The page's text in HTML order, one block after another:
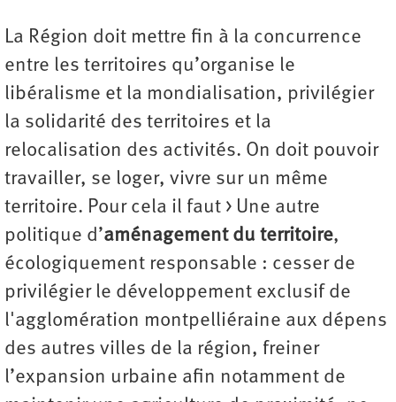
La Région doit mettre fin à la concurrence
entre les territoires qu’organise le
libéralisme et la mondialisation, privilégier
la solidarité des territoires et la
relocalisation des activités. On doit pouvoir
travailler, se loger, vivre sur un même
territoire. Pour cela il faut > Une autre
politique d’aménagement du territoire,
écologiquement responsable : cesser de
privilégier le développement exclusif de
l'agglomération montpelliéraine aux dépens
des autres villes de la région, freiner
l’expansion urbaine afin notamment de